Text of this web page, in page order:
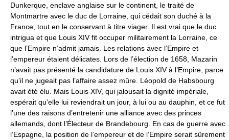
Dunkerque, enclave anglaise sur le continent, le traité de
Montmartre avec le duc de Lorraine, qui cédait son duché à la
France, tout en le conservant à titre viager. Il est vrai que le duc
intrigua et que Louis XIV fit occuper militairement la Lorraine, ce
que l’Empire n’admit jamais. Les relations avec l’Empire et
l’empereur étaient délicates. Lors de l’élection de 1658, Mazarin
n’avait pas présenté la candidature de Louis XIV à l’Empire, parce
qu’il ne jugeait pas l’affaire assez mûre. Léopold de Habsbourg
avait été élu. Mais Louis XIV, qui jalousait la dignité impériale,
espérait qu’elle lui reviendrait un jour, à lui ou au dauphin, et ce fut
l’une des raisons d’entretenir une alliance avec des princes
allemands, dont l’Électeur de Brandebourg. En cas de guerre avec
l’Espagne, la position de l’empereur et de l’Empire serait sûrement